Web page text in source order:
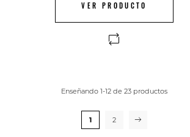
VER PRODUCTO
Enseñando 1-12 de 23 productos
1 2